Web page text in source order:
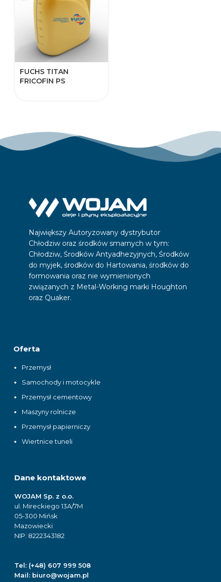
FUCHS TITAN
FRICOFIN PS
Największy Autoryzowany dystrybutor
Chłodziw oraz środków smarnych w tym:
Chłodziw, Środków Antyadhezyjnych, Środków
do myjek, środków do Hartowania, środków do
formowania oraz nie wymienionych
związanych z Metal-Working marki Houghton
oraz Quaker.
Oferta
Przemysł
Samochody i motocykle
Przemysł cementowy
Maszyny rolnicze
Przemysł papierniczy
Wiertnice tuneli
Dane kontaktowe
WOJAM Sp. z o.o.
ul. Mireckiego 13A/7M
05-300 Mińsk
Mazowiecki
NIP: 8222343182
Tel: (+48) 607 999 508
Mail: biuro@wojam.pl